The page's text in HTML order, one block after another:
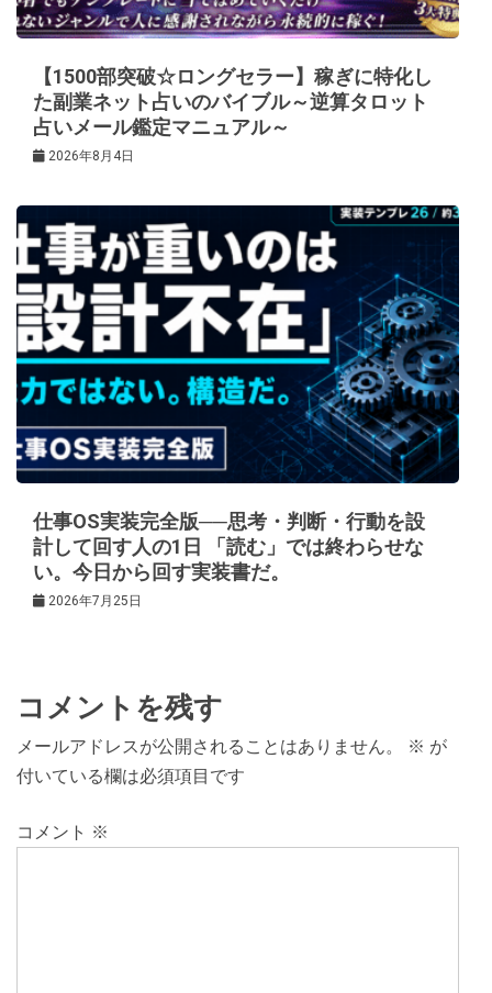
【1500部突破☆ロングセラー】稼ぎに特化し
た副業ネット占いのバイブル～逆算タロット
占いメール鑑定マニュアル～
2026年8月4日
仕事OS実装完全版──思考・判断・行動を設
計して回す人の1日 「読む」では終わらせな
い。今日から回す実装書だ。
2026年7月25日
コメントを残す
メールアドレスが公開されることはありません。 ※ が
付いている欄は必須項目です
コメント ※